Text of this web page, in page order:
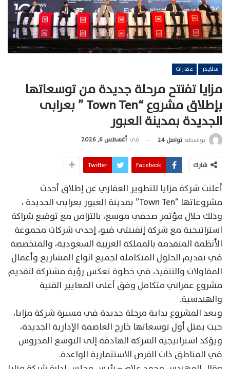
سلايدر عقارات
مزايا تفتتح مرحلة جديدة من توسعاتها
بإطلاق مشروع “Town Ten ” بعرابى
الجديدة بمدينة العبور
بواسطة تواصل 24 في أغسطس 6, 2026
شارك Facebook
Twitter
أعلنت شركة مزايا للتطوير العقاري عن إطلاق أحدث
مشروعاتها “Town Ten” بمدينة العبور بعرابى الجديدة ،
وذلك خلال مؤتمر صحفي موسع، بالتزامن مع توقيع شراكة
استراتيجية مع شركة إنفينتي فيو، إحدى شركات مجموعة
الأنظمة المتقدمة بالمملكة العربية السعودية، والمتخصصة
في تقديم الحلول المتكاملة لجميع انواع المشاريع وأعمال
المقاولات والتنفيذ، في خطوة تعكس رؤية مشتركة لتقديم
مشروع عمراني متكامل وفق أعلى المعايير الفنية
والهندسية.
ويعد المشروع بداية مرحلة جديدة في مسيرة شركة مزايا،
حيث يمثل أول توسعاتها خارج العاصمة الإدارية الجديدة،
ويؤكد استراتيجية الشركة الهادفة إلى التوسع المدروس
في المناطق ذات الفرص الاستثمارية الواعدة.